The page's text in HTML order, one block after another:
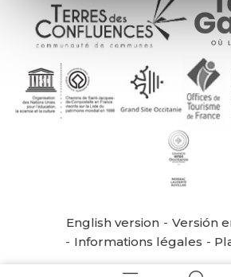
English version
Versión
Informations légales